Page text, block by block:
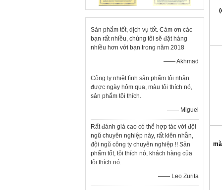
Sản phẩm tốt, dịch vụ tốt. Cảm ơn các
bạn rất nhiều, chúng tôi sẽ đặt hàng
nhiều hơn với bạn trong năm 2018
—— Akhmad
Công ty nhiệt tình sản phẩm tôi nhận
được ngày hôm qua, màu tôi thích nó,
sản phẩm tôi thích.
—— Miguel
Rất đánh giá cao có thể hợp tác với đội
ngũ chuyên nghiệp này, rất kiên nhẫn,
đội ngũ công ty chuyên nghiệp !! Sản
phẩm tốt, tôi thích nó, khách hàng của
tôi thích nó.
—— Leo Zurita